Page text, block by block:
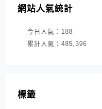
網站人氣統計
今日人氣： 188
累計人氣： 485,396
標籤